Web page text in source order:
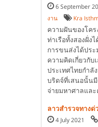
6 September
งาน
Kra
ความฝันของโค
ท่าเรือทั้งสองฝั่ง
การขนส่งได้ปร
ความคิดเกี่ยวกั
ประเทศไทยกำ
บริดจ์ที่เสนอนั้น
จ่ายมหาศาลแล
ลาวสำรวจทาง
4 July 2021